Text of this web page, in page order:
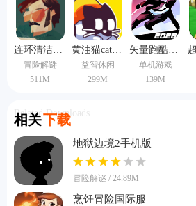
连环清洁工中文版
冒险解谜
511M
黄油猫cato手机版
益智休闲
299M
矢量跑酷中文版
单机游戏
139M
相关下载
Related Downloads
地狱边境2手机版
冒险解谜 / 24.89M
烹饪冒险国际服